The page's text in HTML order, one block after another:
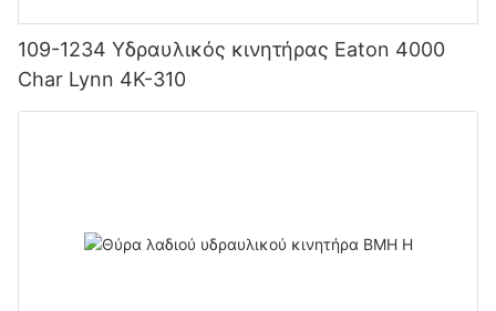
109-1234 Υδραυλικός κινητήρας Eaton 4000
Char Lynn 4K-310